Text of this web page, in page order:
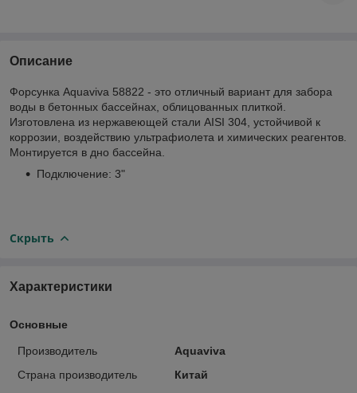
Описание
Форсунка Aquaviva 58822 - это отличный вариант для забора
воды в бетонных бассейнах, облицованных плиткой.
Изготовлена из нержавеющей стали AISI 304, устойчивой к
коррозии, воздействию ультрафиолета и химических реагентов.
Монтируется в дно бассейна.
Подключение: 3"
Скрыть
Характеристики
Основные
Производитель
Aquaviva
Страна производитель
Китай